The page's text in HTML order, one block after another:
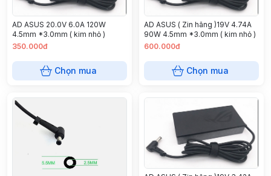
AD ASUS 20.0V 6.0A 120W
4.5mm *3.0mm ( kim nhỏ )
350.000đ
Chọn mua
AD ASUS ( Zin hãng )19V 4.74A
90W 4.5mm *3.0mm ( kim nhỏ )
600.000đ
Chọn mua